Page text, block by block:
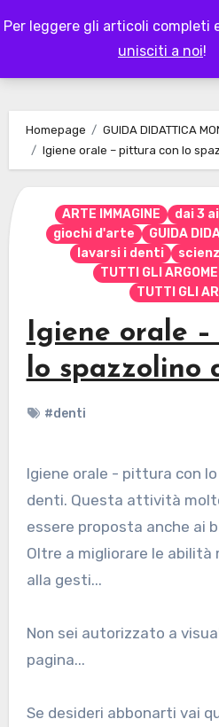
Per leggere gli articoli completi
unisciti a noi!
to
Homepage
GUIDA DIDATTICA
Igiene orale – pittura con lo
ARTE IMMAGINE dai 3
giochi d'arte
GUIDA
lavarsi i denti
TUTTI GLI
TUTTI GLI
Igiene orale
lo spazzolino
#denti
Igiene orale - pittura con lo spazzolino da
denti. Questa attività
essere proposta anche ai
Oltre a migliorare le abilità
alla gesti...
Non sei autorizzato a visualizzare questa
pagina...
Se desideri abbonarti vai